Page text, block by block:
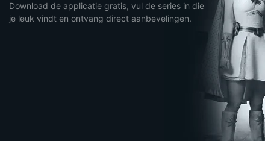
Download de applicatie gratis, vul de series in die
je leuk vindt en ontvang direct aanbevelingen.